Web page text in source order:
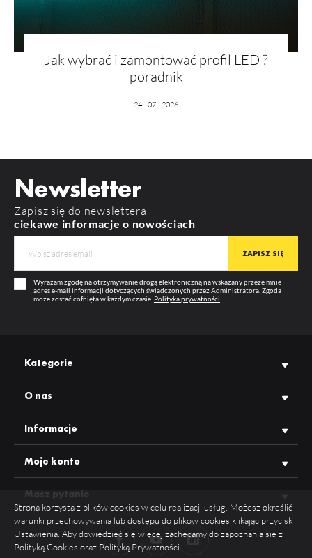
Jak wybrać i zamontować profil LED ?
poradnik
24 - 07 - 2026
Newsletter
Zapisz się do newslettera
ciekawe informacje o nowościach
Wyrażam zgodę na otrzymywanie drogą elektroniczną na wskazany przeze mnie
adres e-mail informacji dotyczących świadczonych przez Administratora. Zgoda
może zostać cofnięta w każdym czasie. Polityka prywatności
Kategorie
O nas
Informacje
Moje konto
Masz pytanie
Strona korzysta z plików cookies w celu realizacji usług. Możesz określić
warunki przechowywania lub dostępu do plików cookies klikając przycisk
Ustawienia. Aby dowiedzieć się więcej zachęcamy do zapoznania się z
Polityką Cookies oraz Polityką Prywatności.